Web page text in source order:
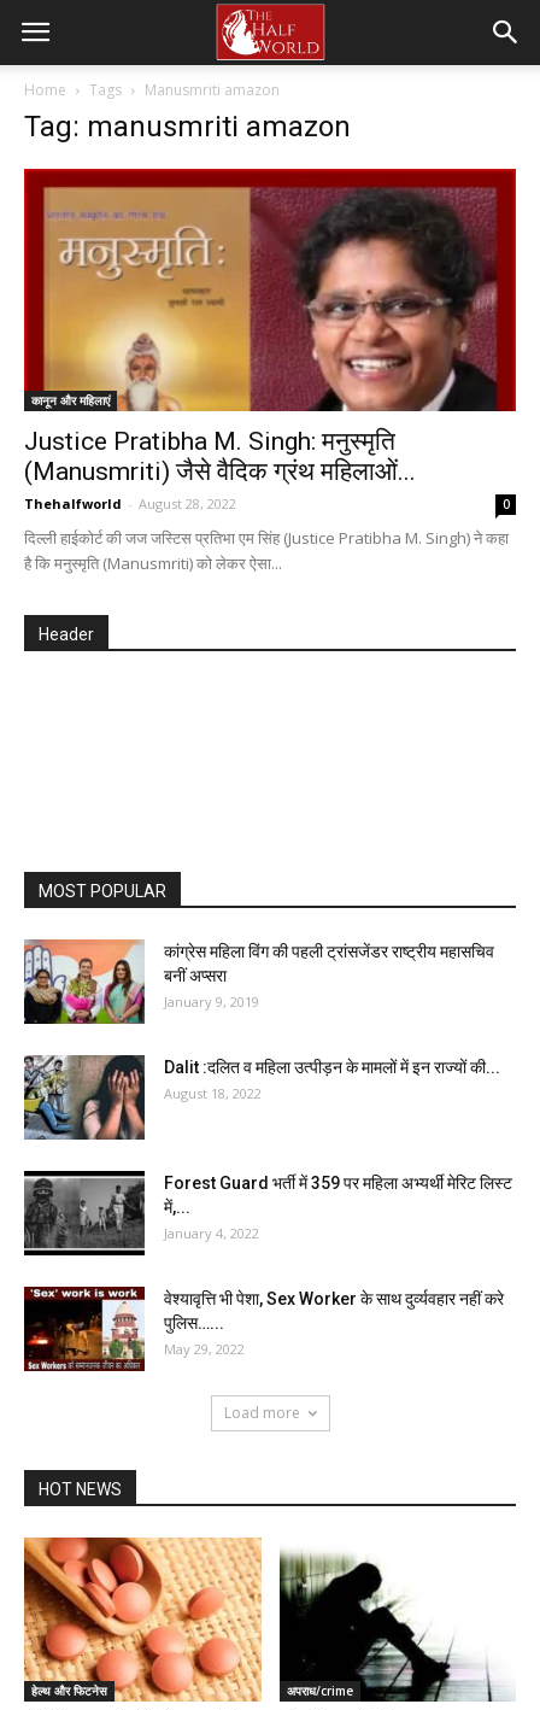
Home Tags Manusmriti amazon
Tag: manusmriti amazon
कानून और महिलाएं
Justice Pratibha M. Singh: मनुस्मृति
(Manusmriti) जैसे वैदिक ग्रंथ महिलाओं...
Thehalfworld - August 28, 2022 0
दिल्ली हाईकोर्ट की जज जस्टिस प्रतिभा एम सिंह (Justice Pratibha M. Singh) ने कहा
है कि मनुस्मृति (Manusmriti) को लेकर ऐसा...
Header
MOST POPULAR
कांग्रेस महिला विंग की पहली ट्रांसजेंडर राष्ट्रीय महासचिव
बनीं अप्सरा
January 9, 2019
Dalit :दलित व महिला उत्पीड़न के मामलों में इन राज्यों की...
August 18, 2022
Forest Guard भर्ती में 359 पर महिला अभ्यर्थी मेरिट लिस्ट
में,...
January 4, 2022
वेश्यावृत्ति भी पेशा, Sex Worker के साथ दुर्व्यवहार नहीं करे
पुलिस…...
May 29, 2022
Load more
HOT NEWS
हेल्थ और फिटनेस अपराध/crime